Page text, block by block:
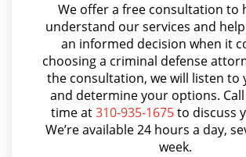
Juvenile Disposition
Juvenile Informal
Juvenile Probation
Juvenile Three Strikes Law
Asalto Simple
Audiencia Administrativa del DMV
Audiencias de Transferencia
Aumento de Sentencia por Armas
Aumento de Sentencia para
We offer a free consultation to
understand our services and
an informed decision when it
choosing a criminal defense
the consultation, we will listen to
and determine your options.
time at310-935-1675to discuss
We’re available 24 hours a day,
week.